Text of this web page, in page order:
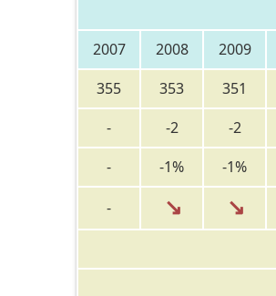
2007
2008 2009
355
353 351
-
-2 -2
-
-1% -1%
- ↘ ↘